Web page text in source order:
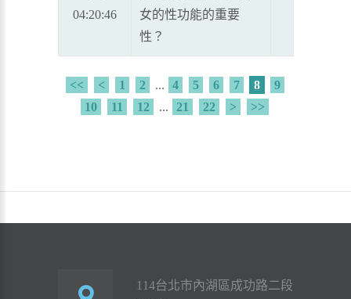
04:20:46
女的性功能的重要
性？
<< < 1 2 ... 4 5 6 7 8
9
10
11 12 ... 21 22 > >>
114台北市內湖區成功路二段